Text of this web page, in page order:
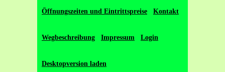
Öffnungszeiten und Eintrittspreise Kontakt
Wegbeschreibung Impressum Login
Desktopversion laden